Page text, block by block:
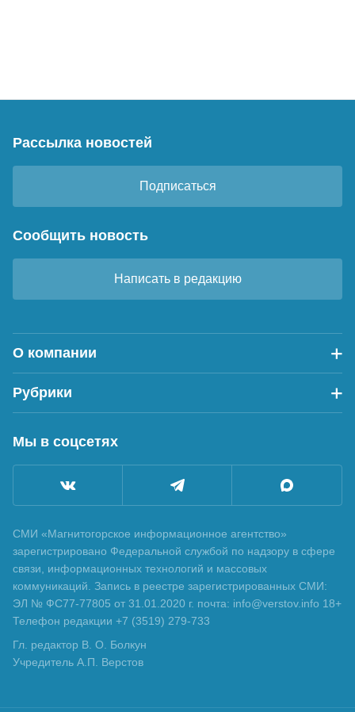
Рассылка новостей
Подписаться
Сообщить новость
Написать в редакцию
О компании
Рубрики
Страна и мир
Недвижимость Точка зрения
Досуг Слухи
Новости партнеров
Мы в соцсетях
СМИ «Магнитогорское информационное агентство»
зарегистрировано Федеральной службой по надзору в сфере
связи, информационных технологий и массовых
коммуникаций. Запись в реестре зарегистрированных СМИ:
ЭЛ № ФС77-77805 от 31.01.2020 г. почта: info@verstov.info 18+
Телефон редакции +7 (3519) 279-733
Гл. редактор В. О. Болкун
Учредитель А.П. Верстов